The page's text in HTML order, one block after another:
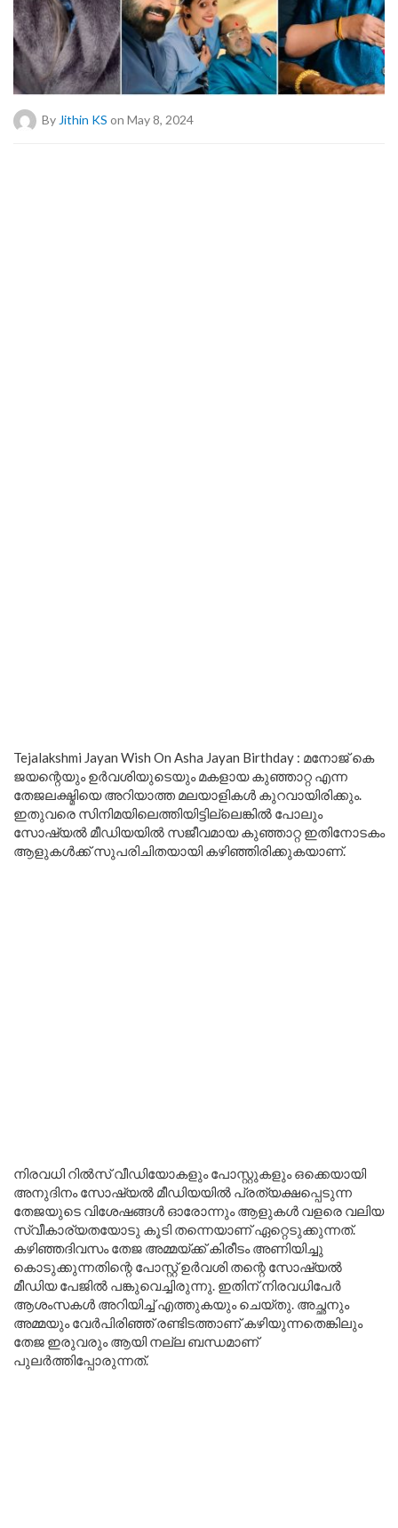
By Jithin KS on May 8, 2024
Tejalakshmi Jayan Wish On Asha Jayan Birthday : മനോജ് കെ
ജയന്റെയും ഉർവശിയുടെയും മകളായ കുഞ്ഞാറ്റ എന്ന
തേജലക്ഷ്മിയെ അറിയാത്ത മലയാളികൾ കുറവായിരിക്കും.
ഇതുവരെ സിനിമയിലെത്തിയിട്ടില്ലെങ്കിൽ പോലും
സോഷ്യൽ മീഡിയയിൽ സജീവമായ കുഞ്ഞാറ്റ ഇതിനോടകം
ആളുകൾക്ക് സുപരിചിതയായി കഴിഞ്ഞിരിക്കുകയാണ്.
നിരവധി റിൽസ് വീഡിയോകളും പോസ്റ്റുകളും ഒക്കെയായി
അനുദിനം സോഷ്യൽ മീഡിയയിൽ പ്രത്യക്ഷപ്പെടുന്ന
തേജയുടെ വിശേഷങ്ങൾ ഓരോന്നും ആളുകൾ വളരെ വലിയ
സ്വീകാര്യതയോടു കൂടി തന്നെയാണ് ഏറ്റെടുക്കുന്നത്.
കഴിഞ്ഞദിവസം തേജ അമ്മയ്ക്ക് കിരീടം അണിയിച്ചു
കൊടുക്കുന്നതിന്റെ പോസ്റ്റ് ഉർവശി തന്റെ സോഷ്യൽ
മീഡിയ പേജിൽ പങ്കുവെച്ചിരുന്നു. ഇതിന് നിരവധിപേർ
ആശംസകൾ അറിയിച്ച് എത്തുകയും ചെയ്തു. അച്ഛനും
അമ്മയും വേർപിരിഞ്ഞ് രണ്ടിടത്താണ് കഴിയുന്നതെങ്കിലും
തേജ ഇരുവരും ആയി നല്ല ബന്ധമാണ്
പുലർത്തിപ്പോരുന്നത്.